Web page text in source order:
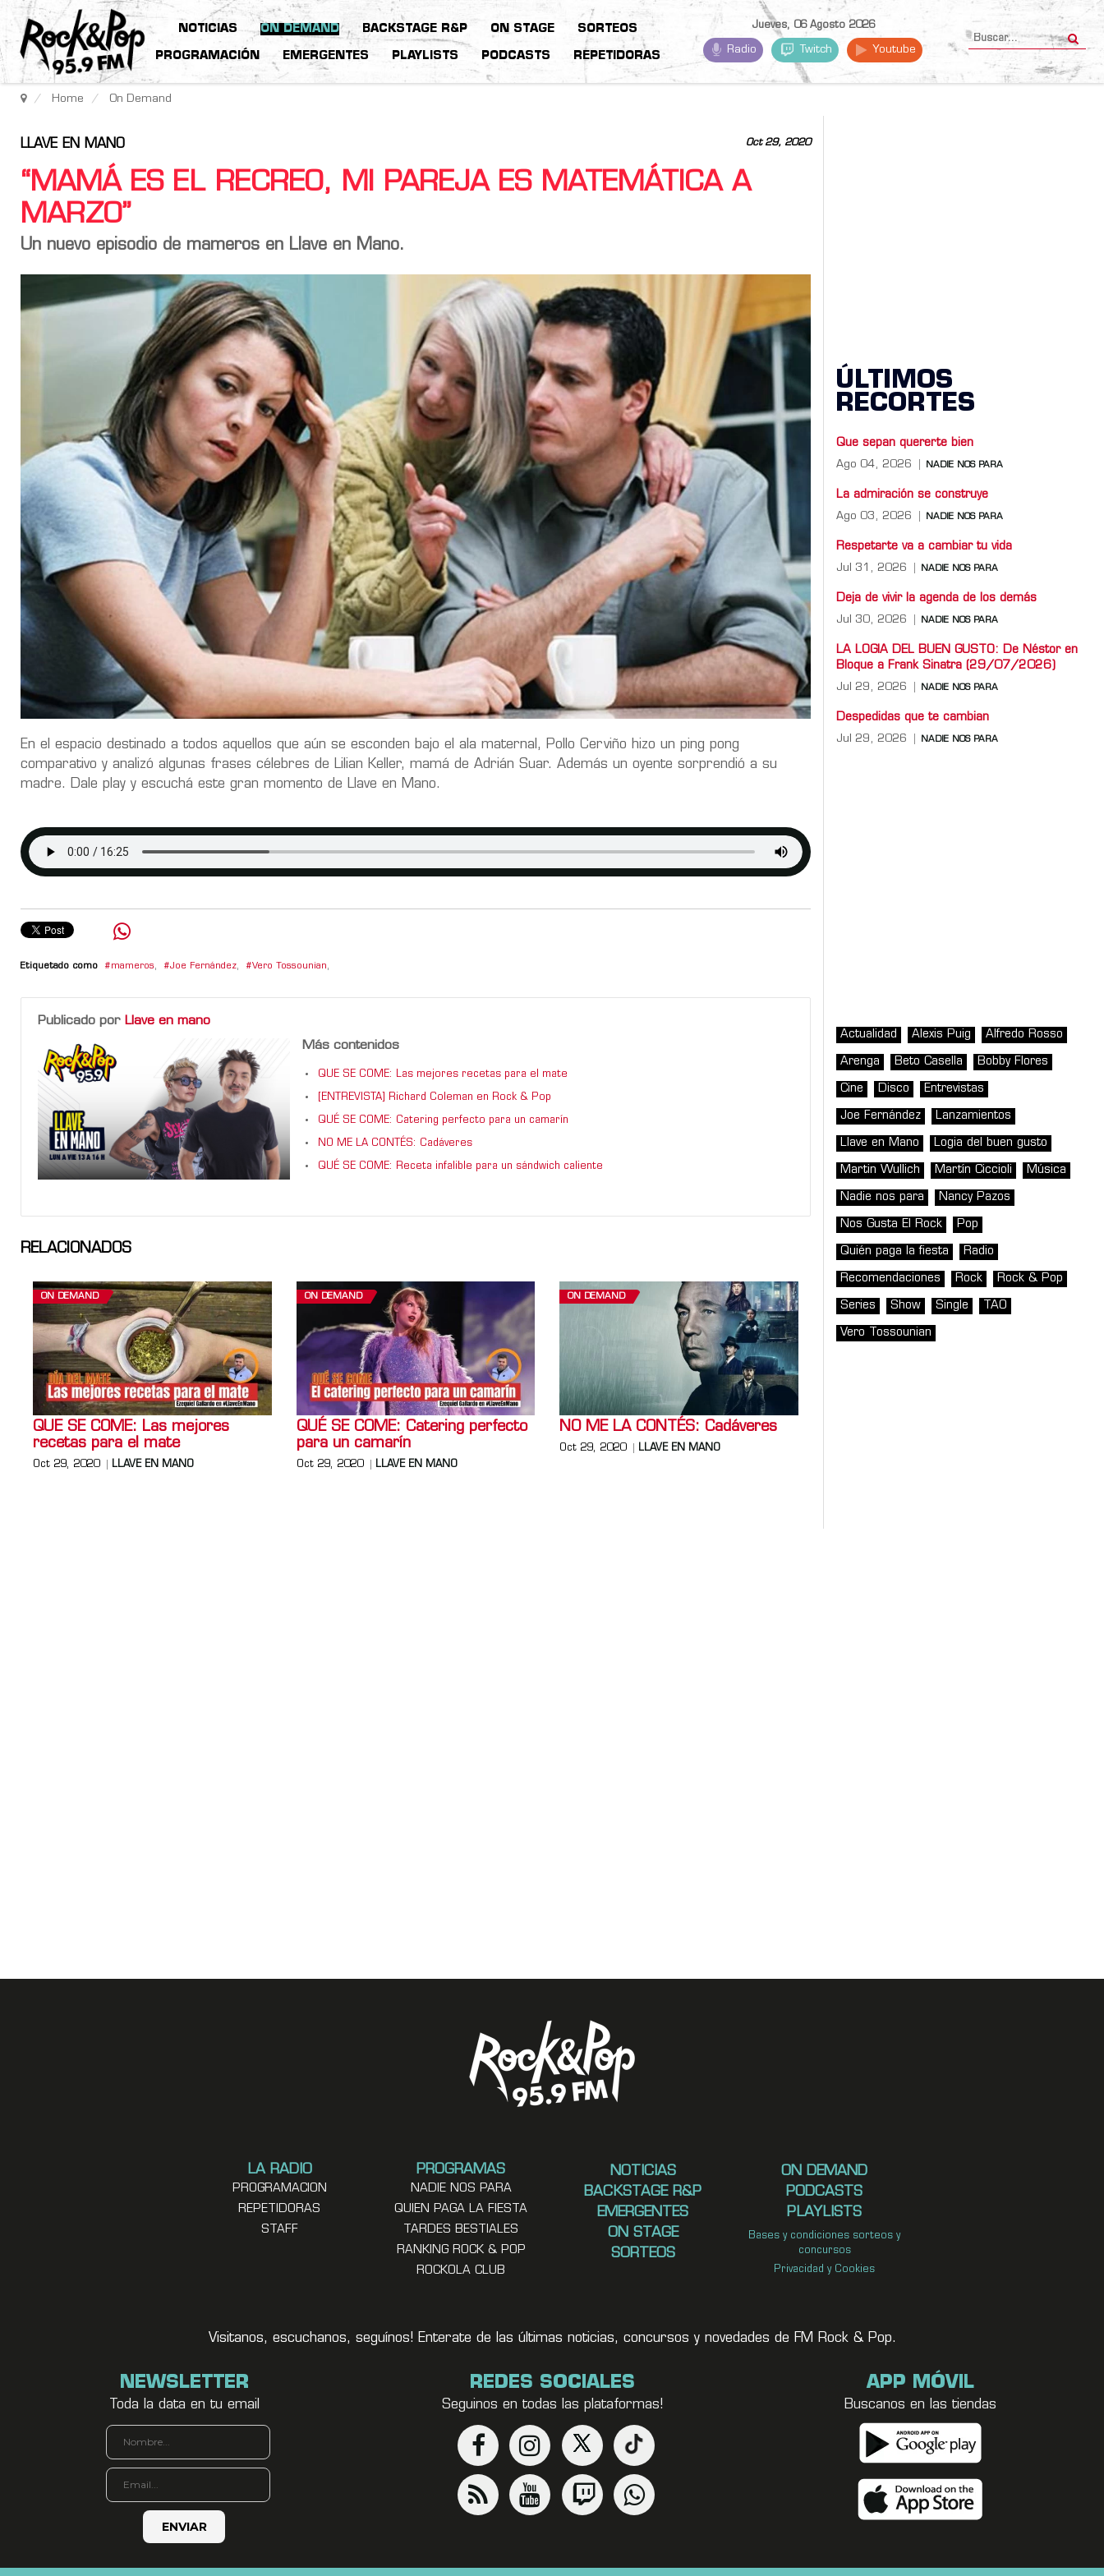
NOTICIAS ON DEMAND BACKSTAGE R&P ON STAGE SORTEOS
PROGRAMACIÓN EMERGENTES PLAYLISTS PODCASTS REPETIDORAS
Jueves, 06 Agosto 2026
Radio Twitch Youtube
Home On Demand
Oct 29, 2020
LLAVE EN MANO
“MAMÁ ES EL RECREO, MI PAREJA ES MATEMÁTICA A
MARZO”
Un nuevo episodio de mameros en Llave en Mano.
En el espacio destinado a todos aquellos que aún se esconden bajo el ala maternal, Pollo Cerviño hizo un ping pong
comparativo y analizó algunas frases célebres de Lilian Keller, mamá de Adrián Suar. Además un oyente sorprendió a su
madre. Dale play y escuchá este gran momento de Llave en Mano.
Etiquetado como mameros, Joe Fernández, Vero Tossounian,
Publicado por Llave en mano
Más contenidos
QUE SE COME: Las mejores recetas para el mate
[ENTREVISTA] Richard Coleman en Rock & Pop
QUÉ SE COME: Catering perfecto para un camarín
NO ME LA CONTÉS: Cadáveres
QUÉ SE COME: Receta infalible para un sándwich caliente
RELACIONADOS
ON DEMAND
QUE SE COME: Las mejores
recetas para el mate
Oct 29, 2020 LLAVE EN MANO
ON DEMAND
QUÉ SE COME: Catering perfecto
para un camarín
Oct 29, 2020 LLAVE EN MANO
ON DEMAND
NO ME LA CONTÉS: Cadáveres
Oct 29, 2020 LLAVE EN MANO
ÚLTIMOS
RECORTES
Que sepan quererte bien
Ago 04, 2026 NADIE NOS PARA
La admiración se construye
Ago 03, 2026 NADIE NOS PARA
Respetarte va a cambiar tu vida
Jul 31, 2026 NADIE NOS PARA
Deja de vivir la agenda de los demás
Jul 30, 2026 NADIE NOS PARA
LA LOGIA DEL BUEN GUSTO: De Néstor en
Bloque a Frank Sinatra (29/07/2026)
Jul 29, 2026 NADIE NOS PARA
Despedidas que te cambian
Jul 29, 2026 NADIE NOS PARA
Actualidad Alexis Puig Alfredo Rosso
Arenga Beto Casella Bobby Flores
Cine Disco Entrevistas
Joe Fernández Lanzamientos
Llave en Mano Logia del buen gusto
Martin Wullich Martín Ciccioli Música
Nadie nos para Nancy Pazos
Nos Gusta El Rock Pop
Quién paga la fiesta Radio
Recomendaciones Rock Rock & Pop
Series Show Single TAO
Vero Tossounian
LA RADIO
PROGRAMACION
REPETIDORAS
STAFF
PROGRAMAS
NADIE NOS PARA
QUIEN PAGA LA FIESTA
TARDES BESTIALES
RANKING ROCK & POP
ROCKOLA CLUB
NOTICIAS
BACKSTAGE R&P
EMERGENTES
ON STAGE
SORTEOS
ON DEMAND
PODCASTS
PLAYLISTS
Bases y condiciones sorteos y
concursos
Privacidad y Cookies
Visitanos, escuchanos, seguínos! Enterate de las últimas noticias, concursos y novedades de FM Rock & Pop.
NEWSLETTER
Toda la data en tu email
REDES SOCIALES
Seguinos en todas las plataformas!
APP MÓVIL
Buscanos en las tiendas